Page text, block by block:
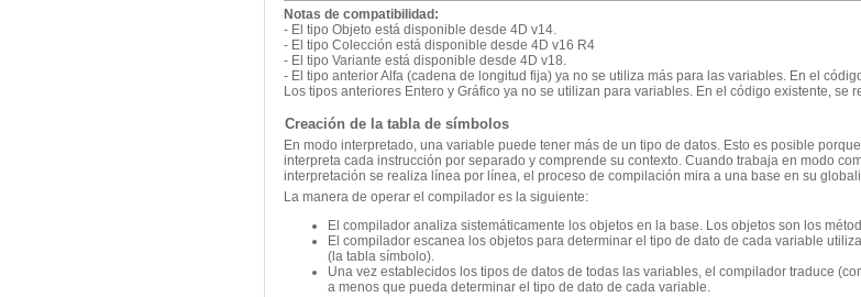
Notas de compatibilidad:
- El tipo Objeto está disponible desde 4D v14.
- El tipo Colección está disponible desde 4D v16 R4
- El tipo Variante está disponible desde 4D v18.
- El tipo anterior Alfa (cadena de longitud fija) ya no se utiliza más para las variables. En el
Los tipos anteriores Entero y Gráfico ya no se utilizan para variables. En el código existente, se
Creación de la tabla de símbolos
En modo interpretado, una variable puede tener más de un tipo de datos. Esto es posible
interpreta cada instrucción por separado y comprende su contexto. Cuando trabaja en modo
interpretación se realiza línea por línea, el proceso de compilación mira a una base en su
La manera de operar el compilador es la siguiente:
El compilador analiza sistemáticamente los objetos en la base. Los objetos son los
El compilador escanea los objetos para determinar el tipo de dato de cada variable
(la tabla símbolo).
Una vez establecidos los tipos de datos de todas las variables, el compilador traduce
a menos que pueda determinar el tipo de dato de cada variable.